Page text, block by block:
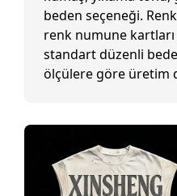
beden seçeneği.
renk numune
standart düzenli
ölçülere göre üretim